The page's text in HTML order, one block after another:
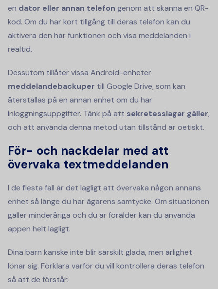
en dator eller annan telefon genom att skanna en QR-
kod. Om du har kort tillgång till deras telefon kan du
aktivera den här funktionen och visa meddelanden i
realtid.
Dessutom tillåter vissa Android-enheter
meddelandebackuper till Google Drive, som kan
återställas på en annan enhet om du har
inloggningsuppgifter. Tänk på att sekretesslagar gäller,
och att använda denna metod utan tillstånd är oetiskt.
För- och nackdelar med att
övervaka textmeddelanden
I de flesta fall är det lagligt att övervaka någon annans
enhet så länge du har ägarens samtycke. Om situationen
gäller minderåriga och du är förälder kan du använda
appen helt lagligt.
Dina barn kanske inte blir särskilt glada, men ärlighet
lönar sig. Förklara varför du vill kontrollera deras telefon
så att de förstår: